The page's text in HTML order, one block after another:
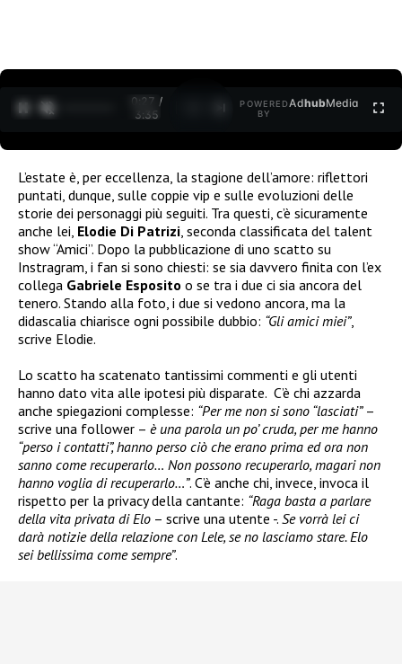
0:27 /
3:35
POWERED
BY
AdhubMedia
L’estate è, per eccellenza, la stagione dell’amore: riflettori
puntati, dunque, sulle coppie vip e sulle evoluzioni delle
storie dei personaggi più seguiti. Tra questi, c’è sicuramente
anche lei, Elodie Di Patrizi , seconda classificata del talent
show “Amici”. Dopo la pubblicazione di uno scatto su
Instragram, i fan si sono chiesti: se sia davvero finita con l’ex
collega Gabriele Esposito o se tra i due ci sia ancora del
tenero. Stando alla foto, i due si vedono ancora, ma la
didascalia chiarisce ogni possibile dubbio: “Gli amici miei”,
scrive Elodie.
Lo scatto ha scatenato tantissimi commenti e gli utenti
hanno dato vita alle ipotesi più disparate. C’è chi azzarda
anche spiegazioni complesse: “Per me non si sono “lasciati”–
scrive una follower – è una parola un po’ cruda, per me hanno
“perso i contatti”, hanno perso ciò che erano prima ed ora non
sanno come recuperarlo… Non possono recuperarlo, magari non
hanno voglia di recuperarlo…”. C’è anche chi, invece, invoca il
rispetto per la privacy della cantante: “Raga basta a parlare
della vita privata di Elo – scrive una utente -. Se vorrà lei ci
darà notizie della relazione con Lele, se no lasciamo stare. Elo
sei bellissima come sempre”.